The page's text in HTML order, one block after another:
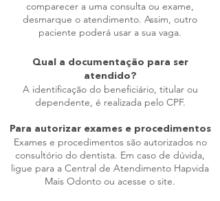
comparecer a uma consulta ou exame,
desmarque o atendimento. Assim, outro
paciente poderá usar a sua vaga.
Qual a documentação para ser
atendido?
A identificação do beneficiário, titular ou
dependente, é realizada pelo CPF.
Para autorizar exames e procedimentos
Exames e procedimentos são autorizados no
consultório do dentista. Em caso de dúvida,
ligue para a Central de Atendimento Hapvida
Mais Odonto ou acesse o site.